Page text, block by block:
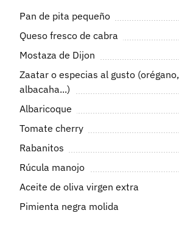
Pan de pita pequeño
Queso fresco de cabra
Mostaza de Dijon
Zaatar o especias al gusto (orégano,
albacaha...)
Albaricoque
Tomate cherry
Rabanitos
Rúcula manojo
Aceite de oliva virgen extra
Pimienta negra molida